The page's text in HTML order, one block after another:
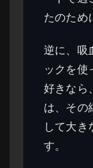
たのため
逆に、吸
ックを使
好きなら
は、その
して大き
す。